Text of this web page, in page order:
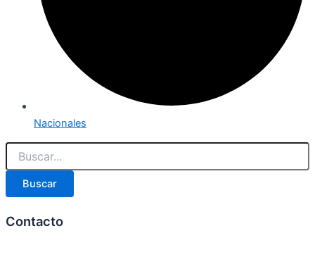
Nacionales
Buscar
Contacto